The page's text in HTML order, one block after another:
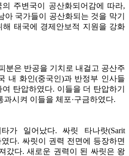
주변국이 공산화되어감에 따라,
국가들이 공산화되는 것을 막기
태국에 경제안보적 지원을 강화
분은 반공을 기치로 내걸고 공산주
내 화인(중국인)과 반정부 인사들
탄압하였다. 이들을 더 탄압하기
과시켜 이들을 체포·구금하였다.
가 일어났다. 싸릿 타나랏(Sarit
다. 싸릿이 권력 전면에 등장하면
갔다. 새로운 권력이 된 싸릿은 왕